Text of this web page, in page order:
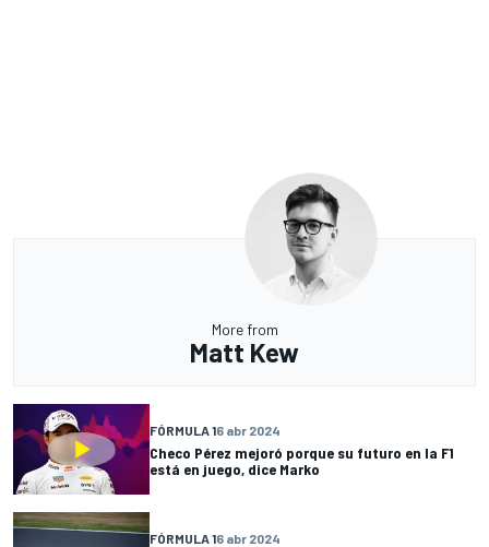
More from
Matt Kew
FÓRMULA 16 abr 2024
Checo Pérez mejoró porque su futuro en la F1
está en juego, dice Marko
FÓRMULA 16 abr 2024